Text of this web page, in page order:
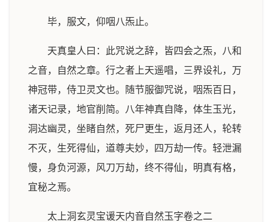
毕，服文，仰咽八炁止。
天真皇人曰：此咒说之辞，皆四会之炁，八和
之音，自然之章。行之者上天遥唱，三界设礼，万
神冠带，侍卫灵文也。随节服御咒说，咽炁百日，
诸天记录，地官削简。八年神真自降，体生玉光，
洞达幽灵，坐睹自然，死尸更生，返月还人，轮转
不灭，生死得仙，道尊夫妙，四万劫一传。轻泄漏
慢，身负河源，风刀万劫，终不得仙，明真有格，
宜秘之焉。
太上洞玄灵宝谖天内音自然玉字卷之二